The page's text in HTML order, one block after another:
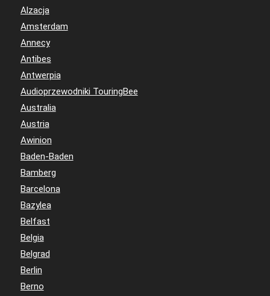
Alzacja
Amsterdam
Annecy
Antibes
Antwerpia
Audioprzewodniki TouringBee
Australia
Austria
Awinion
Baden-Baden
Bamberg
Barcelona
Bazylea
Belfast
Belgia
Belgrad
Berlin
Berno